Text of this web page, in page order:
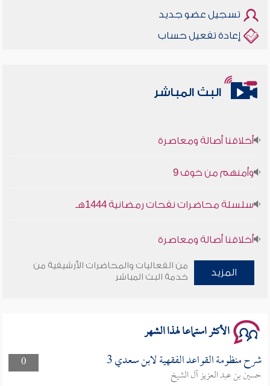
تسجيل عضو جديد
إعادة تفعيل حساب
البث المباشر
أخلاقنا أصالة ومعاصرة
وأمنهم من خوف 9
سلسلة محاضرات نفحات رمضانية 1444هـ
أخلاقنا أصالة ومعاصرة
وأمنهم من خوف 9
المزيد
من الفعاليات والمحاضرات الأرشيفية من
خدمة البث المباشر
الأكثر استماعا لهذا الشهر
0 شرح منظومة القواعد الفقهية لابن سعدي 3
حسين بن عبد العزيز آل الشيخ